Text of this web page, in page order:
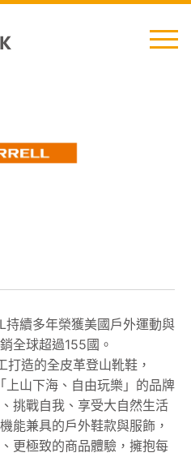
持續多年榮獲美國戶外運動與
全球超過155國。
打造的全皮革登山靴鞋，
上山下海、自由玩樂」的品牌
挑戰自我、享受大自然生活
能兼具的戶外鞋款與服飾，
更極致的商品體驗，擁抱每